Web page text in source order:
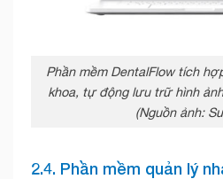
Phần mềm DentalFlow tích
khoa, tự động lưu trữ hình
(Nguồn ảnh:
2.4. Phần mềm quản lý